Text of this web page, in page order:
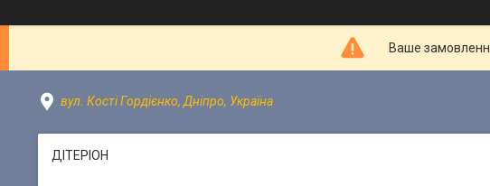
Ваше
вул. Кості Гордієнко, Дніпро, Україна
ДІТЕРІОН